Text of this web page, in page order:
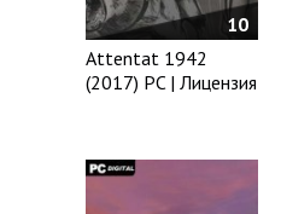
10
Attentat 1942
(2017) PC | Лицензия